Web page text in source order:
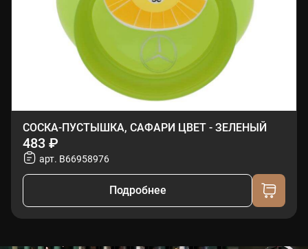
СОСКА-ПУСТЫШКА, САФАРИ ЦВЕТ - ЗЕЛЕНЫЙ
483 ₽
арт. B66958976
Подробнее